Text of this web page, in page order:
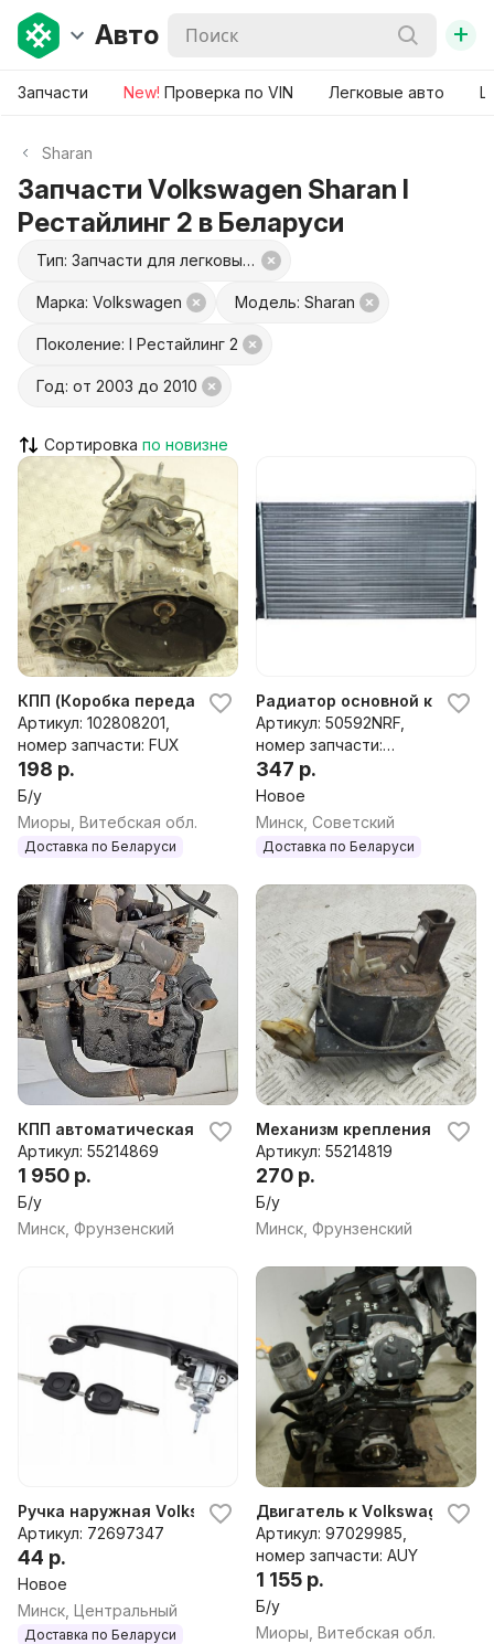
Авто +
Запчасти New! Проверка по VIN Легковые авто
Sharan
Запчасти Volkswagen Sharan I
Рестайлинг 2 в Беларуси
Тип: Запчасти для легковых авто
Марка: Volkswagen Модель: Sharan
Поколение: I Рестайлинг 2
Год: от 2003 до 2010
Сортировка
КПП (Коробка передач механическая) к Volkswagen
Артикул: 102808201,
номер запчасти: FUX
198 р.
Б/у
Миоры, Витебская обл.
Доставка по Беларуси
Радиатор основной к
Артикул: 50592NRF,
номер запчасти:
50592nrf,1109113,ym218005
da,1109257,1209590,12096
ab,ym218005dc,7m3121253
b,7m3121253b
347 р.
Новое
Минск, Советский
Доставка по Беларуси
КПП автоматическая (АКПП) Volkswagen Sharan (2000-
Артикул: 55214869
1 950 р.
Б/у
Минск, Фрунзенский
Механизм крепления
Артикул: 55214819
270 р.
Б/у
Минск, Фрунзенский
Ручка наружная Volkswagen Sharan (1995-2010), 2005 г.
Артикул: 72697347
44 р.
Новое
Минск, Центральный
Доставка по Беларуси
Двигатель к Volkswagen
Артикул: 97029985,
номер запчасти: AUY
1 155 р.
Б/у
Миоры, Витебская обл.